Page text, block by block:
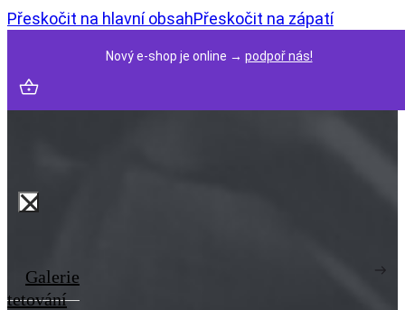
Přeskočit na hlavní obsahPřeskočit na zápatí
Nový e-shop je online → podpoř nás!
Galerie
tetování